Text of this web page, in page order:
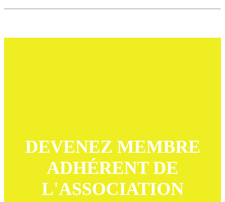
DEVENEZ MEMBRE
ADHÉRENT DE
L'ASSOCIATION